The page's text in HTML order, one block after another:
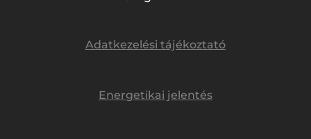
Adatkezelési tájékoztató
Energetikai jelentés